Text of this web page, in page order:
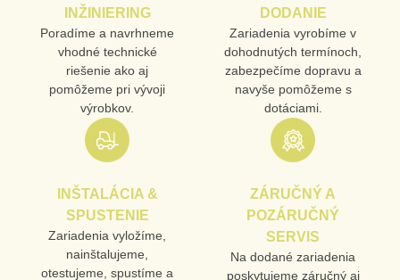
INŽINIERING
Poradíme a navrhneme
vhodné technické
riešenie ako aj
pomôžeme pri vývoji
výrobkov.
DODANIE
Zariadenia vyrobíme v
dohodnutých termínoch,
zabezpečíme dopravu a
navyše pomôžeme s
dotáciami.
INŠTALÁCIA &
SPUSTENIE
Zariadenia vyložíme,
nainštalujeme,
otestujeme, spustíme a
ZÁRUČNÝ A
POZÁRUČNÝ
SERVIS
Na dodané zariadenia
poskytujeme záručný aj